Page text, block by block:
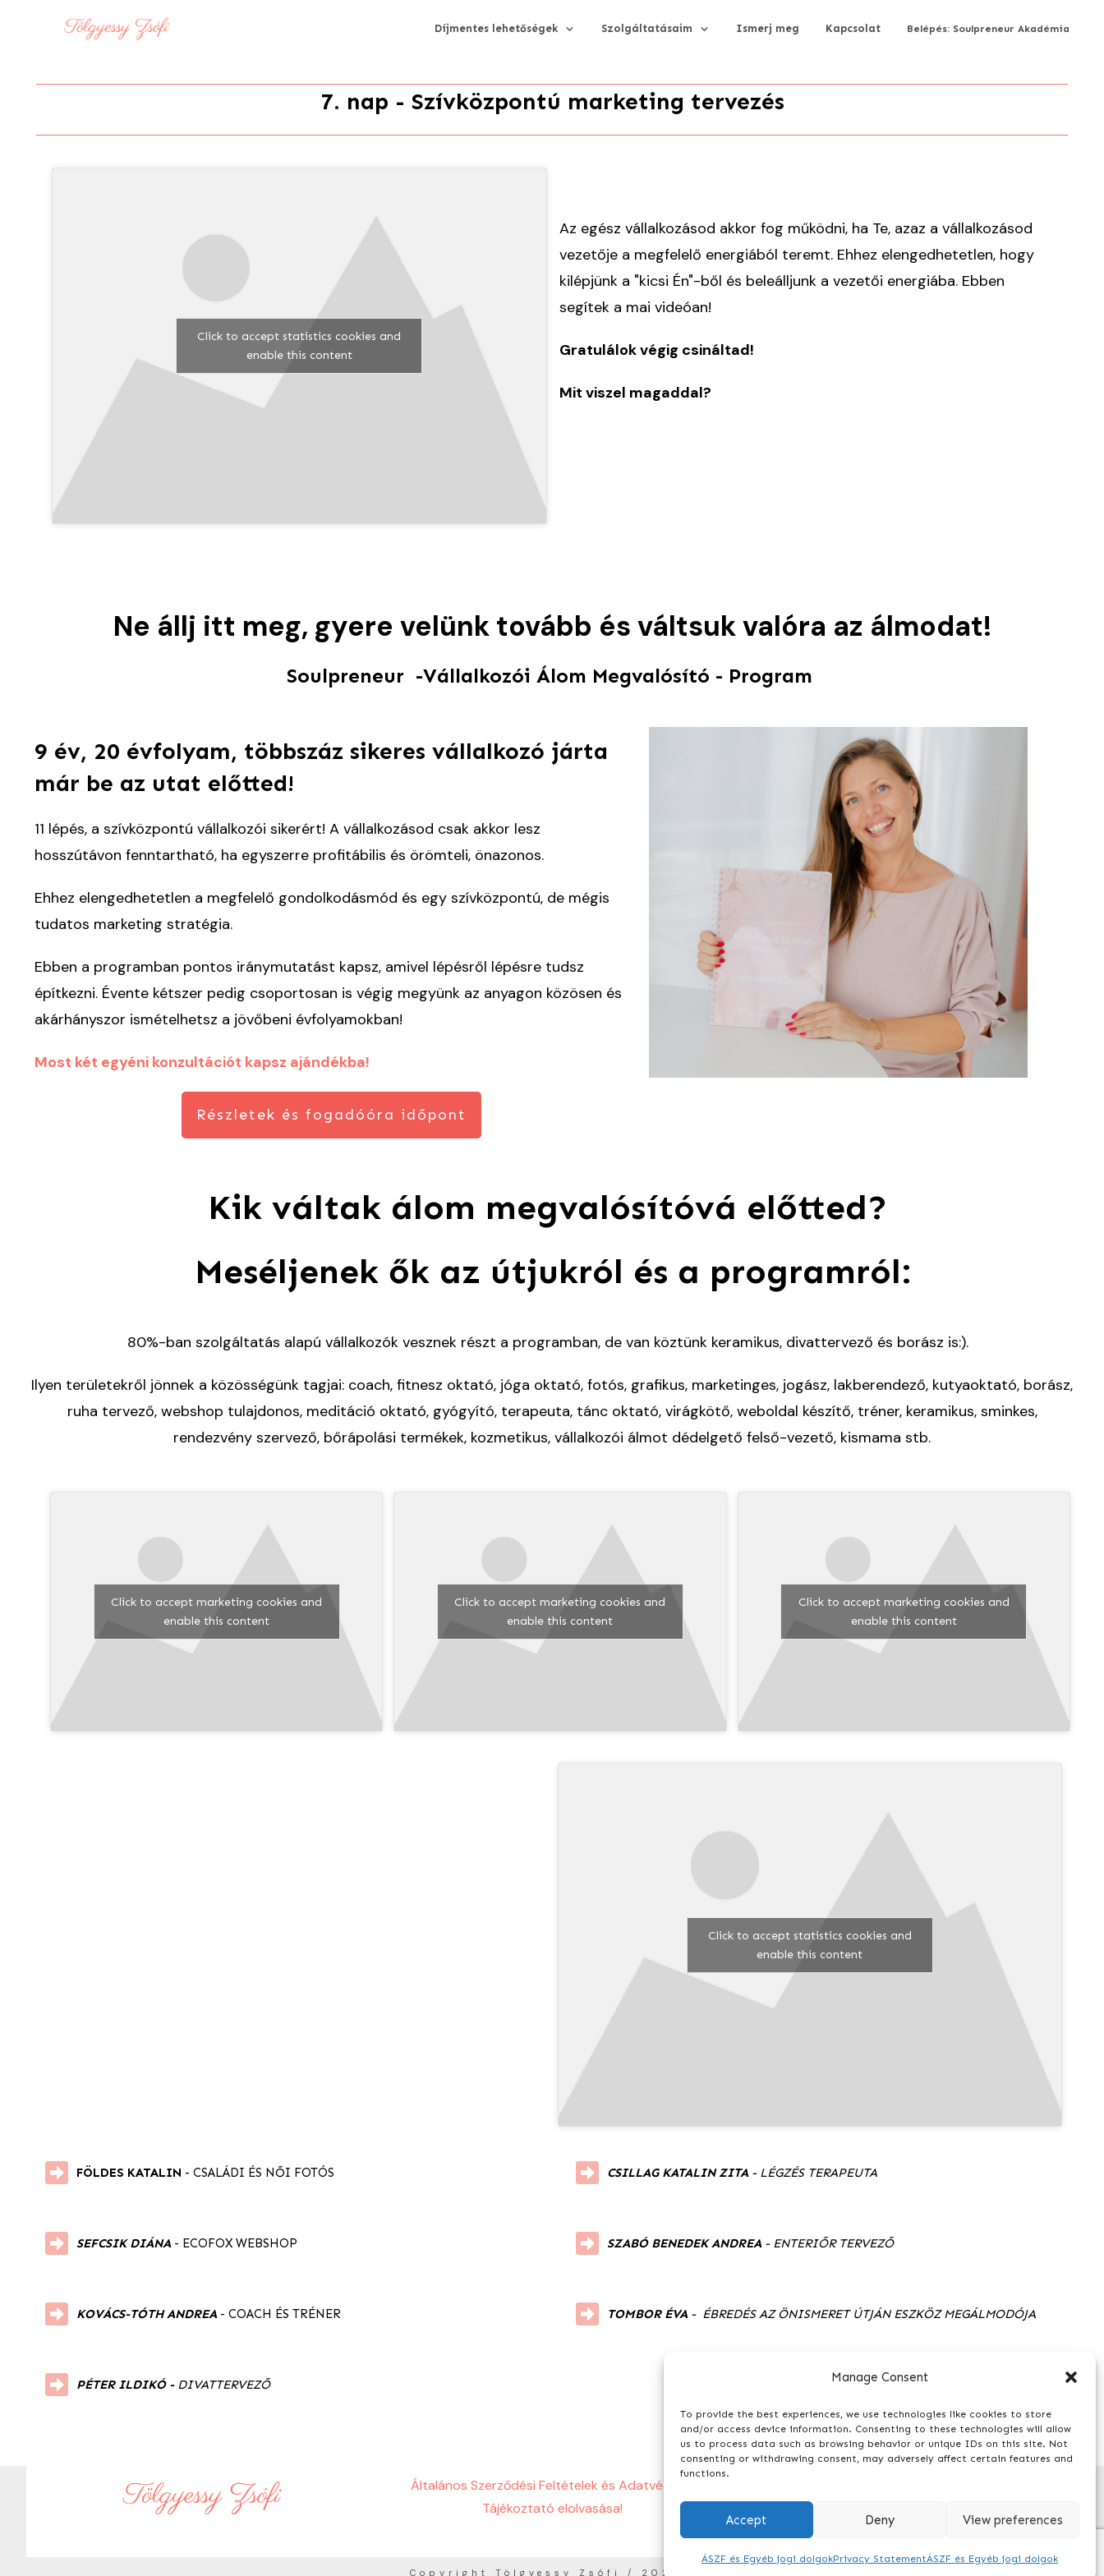
Manage Consent
To provide the best experiences, we use technologies like cookies to store
and/or access device information. Consenting to these technologies will allow
us to process data such as browsing behavior or unique IDs on this site. Not
consenting or withdrawing consent, may adversely affect certain features and
functions.
Accept Deny View preferences
ÁSZF és Egyéb jogi dolgokPrivacy StatementÁSZF és Egyéb jogi dolgok
Díjmentes lehetőségek Szolgáltatásaim Ismerj meg Kapcsolat Belépés: Soulpreneur Akadémia
7. nap - Szívközpontú marketing tervezés
Click to accept statistics cookies and
enable this content
Az egész vállalkozásod akkor fog működni, ha Te, azaz a vállalkozásod
vezetője a megfelelő energiából teremt. Ehhez elengedhetetlen, hogy
kilépjünk a "kicsi Én"-ből és beleálljunk a vezetői energiába. Ebben
segítek a mai videóan!
Gratulálok végig csináltad!
Mit viszel magaddal?
Ne állj itt meg, gyere velünk tovább és váltsuk valóra az álmodat!
Soulpreneur -Vállalkozói Álom Megvalósító - Program
9 év, 20 évfolyam, többszáz sikeres vállalkozó járta
már be az utat előtted!
11 lépés, a szívközpontú vállalkozói sikerért! A vállalkozásod csak akkor lesz
hosszútávon fenntartható, ha egyszerre profitábilis és örömteli, önazonos.
Ehhez elengedhetetlen a megfelelő gondolkodásmód és egy szívközpontú, de mégis
tudatos marketing stratégia.
Ebben a programban pontos iránymutatást kapsz, amivel lépésről lépésre tudsz
építkezni. Évente kétszer pedig csoportosan is végig megyünk az anyagon közösen és
akárhányszor ismételhetsz a jövőbeni évfolyamokban!
Most két egyéni konzultációt kapsz ajándékba!
Részletek és fogadóóra időpont
Kik váltak álom megvalósítóvá előtted?
Meséljenek ők az útjukról és a programról:
80%-ban szolgáltatás alapú vállalkozók vesznek részt a programban, de van köztünk keramikus, divattervező és borász is:).
Ilyen területekről jönnek a közösségünk tagjai: coach, fitnesz oktató, jóga oktató, fotós, grafikus, marketinges, jogász, lakberendező, kutyaoktató, borász,
ruha tervező, webshop tulajdonos, meditáció oktató, gyógyító, terapeuta, tánc oktató, virágkötő, weboldal készítő, tréner, keramikus, sminkes,
rendezvény szervező, bőrápolási termékek, kozmetikus, vállalkozói álmot dédelgető felső-vezető, kismama stb.
Click to accept marketing cookies and
enable this content
Click to accept marketing cookies and
enable this content
Click to accept marketing cookies and
enable this content
Click to accept statistics cookies and
enable this content
FÖLDES KATALIN - CSALÁDI ÉS NŐI FOTÓS
SEFCSIK DIÁNA- ECOFOX WEBSHOP
KOVÁCS-TÓTH ANDREA- COACH ÉS TRÉNER
PÉTER ILDIKÓ- DIVATTERVEZŐ
CSILLAG KATALIN ZITA - LÉGZÉS TERAPEUTA
SZABÓ BENEDEK ANDREA - ENTERIŐR TERVEZŐ
TOMBOR ÉVA - ÉBREDÉS AZ ÖNISMERET ÚTJÁN ESZKÖZ MEGÁLMODÓJA
Általános Szerződési Feltételek és Adatvédelmi
Tájékoztató elolvasása!
Szeretnél kérdezni? info@tolgyessyzsofi.hu
Copyright Tölgyessy Zsófi / 2024